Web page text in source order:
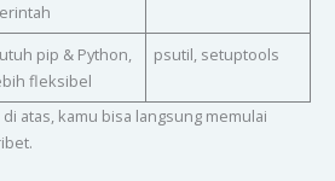
pip & Python,
fleksibel
psutil, setuptools
atas, kamu bisa langsung memulai